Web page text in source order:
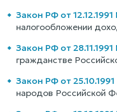
Закон РФ от 12.12.1991
налогообложении
Закон РФ от 28.11.1991
гражданстве
Закон РФ от 25.10.1991
народов Российской